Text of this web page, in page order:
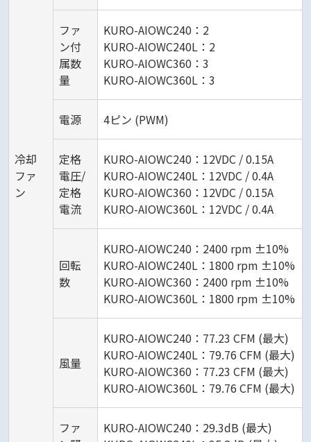
冷却
ファ
ン
ファ
ン付
属数
量
KURO-AIOWC240：2
KURO-AIOWC240L：2
KURO-AIOWC360：3
KURO-AIOWC360L：3
電源 4ピン (PWM)
定格
電圧/
定格
電流
KURO-AIOWC240：12VDC / 0.15A
KURO-AIOWC240L：12VDC / 0.4A
KURO-AIOWC360：12VDC / 0.15A
KURO-AIOWC360L：12VDC / 0.4A
回転
数
KURO-AIOWC240：2400 rpm ±10%
KURO-AIOWC240L：1800 rpm ±10%
KURO-AIOWC360：2400 rpm ±10%
KURO-AIOWC360L：1800 rpm ±10%
風量
KURO-AIOWC240：77.23 CFM (最大)
KURO-AIOWC240L：79.76 CFM (最大)
KURO-AIOWC360：77.23 CFM (最大)
KURO-AIOWC360L：79.76 CFM (最大)
ファ
KURO-AIOWC240：29.3dB (最大)